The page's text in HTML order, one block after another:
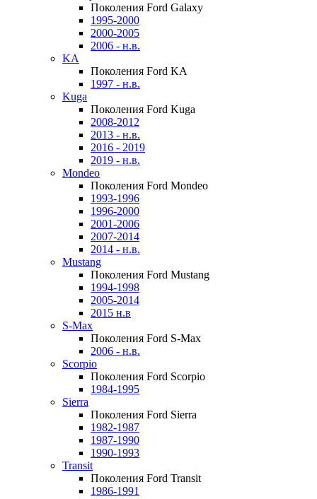
Поколения Ford Galaxy
1995-2000
2000-2005
2006 - н.в.
KA
Поколения Ford KA
1997 - н.в.
Kuga
Поколения Ford Kuga
2008-2012
2013 - н.в.
2016 - 2019
2019 - н.в.
Mondeo
Поколения Ford Mondeo
1993-1996
1996-2000
2001-2006
2007-2014
2014 - н.в.
Mustang
Поколения Ford Mustang
1994-1998
2005-2014
2015 н.в
S-Max
Поколения Ford S-Max
2006 - н.в.
Scorpio
Поколения Ford Scorpio
1984-1995
Sierra
Поколения Ford Sierra
1982-1987
1987-1990
1990-1993
Transit
Поколения Ford Transit
1986-1991